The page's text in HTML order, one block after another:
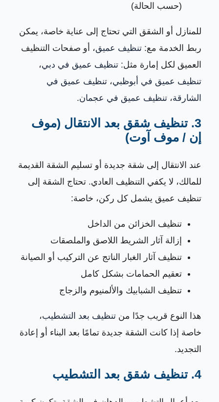
(حسب الحالة)
للمنازل أو الشقق التي تحتاج إلى عناية خاصة، يمكن
ربط الخدمة مع: تنظيف عميق، أو صفحات التنظيف
العميق لكل إمارة مثل: تنظيف عميق في دبي،
تنظيف عميق في أبوظبي، تنظيف عميق في
الشارقة، تنظيف عميق في عجمان.
3. تنظيف شقق بعد الانتقال (موف
إن / موف آوت)
عند الانتقال إلى شقة جديدة أو تسليم الشقة القديمة
للمالك، لا يكفي التنظيف العادي. تحتاج الشقة إلى
تنظيف عميق يشمل كل ركن، خاصة:
تنظيف الخزائن من الداخل
إزالة آثار الشريط اللاصق والملصقات
تنظيف آثار الغبار الناتج عن التركيب أو الصيانة
تعقيم الحمامات بشكل كامل
تنظيف الشبابيك والألمنيوم والزجاج
هذا النوع قريب جدًا من تنظيف بعد التشطيب،
خاصة إذا كانت الشقة جديدة تمامًا بعد البناء أو إعادة
التجديد.
4. تنظيف شقق بعد التشطيب